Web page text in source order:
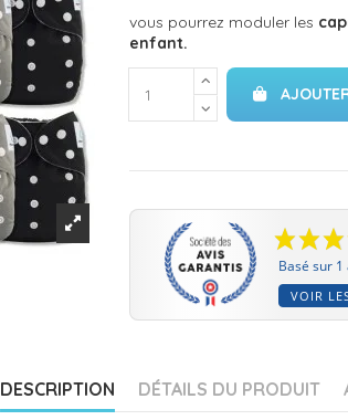
vous pourrez moduler les
enfant.
Basé sur 1
VOIR
DESCRIPTION DÉTAILS DU PRODUIT